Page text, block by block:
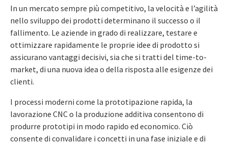
In un mercato sempre più competitivo, la velocità e l’agilità
nello sviluppo dei prodotti determinano il successo o il
fallimento. Le aziende in grado di realizzare, testare e
ottimizzare rapidamente le proprie idee di prodotto si
assicurano vantaggi decisivi, sia che si tratti del time-to-
market, di una nuova idea o della risposta alle esigenze dei
clienti.
I processi moderni come la prototipazione rapida, la
lavorazione CNC o la produzione additiva consentono di
produrre prototipi in modo rapido ed economico. Ciò
consente di convalidare i concetti in una fase iniziale e di